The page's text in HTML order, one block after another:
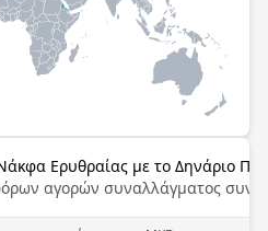
Νάκφα Ερυθραίας με το Δηνάριο
αγορών συναλλάγματος